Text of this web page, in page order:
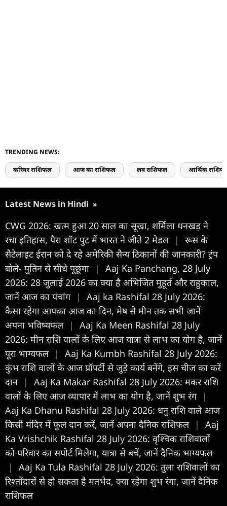
TRENDING NEWS:
करियर राशिफल आज का राशिफल लव राशिफल आर्थिक
Latest News in Hindi »
CWG 2026: खत्म हुआ 20 साल का सूखा, शर्मिला धनखड़ ने
रचा इतिहास, पैरा शॉट पुट में भारत ने जीते 2 मेडल |
रूस के
सैटेलाइट ईरान को दे रहे अमेरिकी सैन्य ठिकानों की जानकारी? ट्रंप
बोले- पुतिन से सीधे पूछूंगा
|
Aaj Ka Panchang, 28 July
2026: 28 जुलाई 2026 का क्या है अभिजित मुहूर्त और राहुकाल,
जानें आज का पंचांग |
Aaj ka Rashifal 28 July 2026:
कैसा रहेगा आपका आज का द‍िन, मेष से मीन तक सभी जानें
अपना भविष्यफल |
Aaj Ka Meen Rashifal 28 July
2026: मीन राशि वालों के लिए आज यात्रा से लाभ का योग है, जानें
पूरा भाग्यफल |
Aaj Ka Kumbh Rashifal 28 July 2026:
कुंभ राशि वालों के आज प्रॉपर्टी से जुड़े कार्य बनेंगे, इस चीज का करें
दान |
Aaj Ka Makar Rashifal 28 July 2026: मकर राशि
वालों के लिए आज व्यापार में लाभ का योग है, जानें शुभ रंग |
Aaj Ka Dhanu Rashifal 28 July 2026: धनु राशि वाले आज
किसी मंदिर में फूल दान करें, जानें अपना दैनिक राशिफल |
Aaj
Ka Vrishchik Rashifal 28 July 2026: वृश्चिक राशिवालों
को परिवार का सपोर्ट मिलेगा, यात्रा से बचें, जानें दैनिक भाग्यफल
|
Aaj Ka Tula Rashifal 28 July 2026: तुला राशिवालों का
रिश्तोंदारों से हो सकता है मतभेद, क्या रहेगा शुभ रंगा, जानें दैनिक
राशिफल